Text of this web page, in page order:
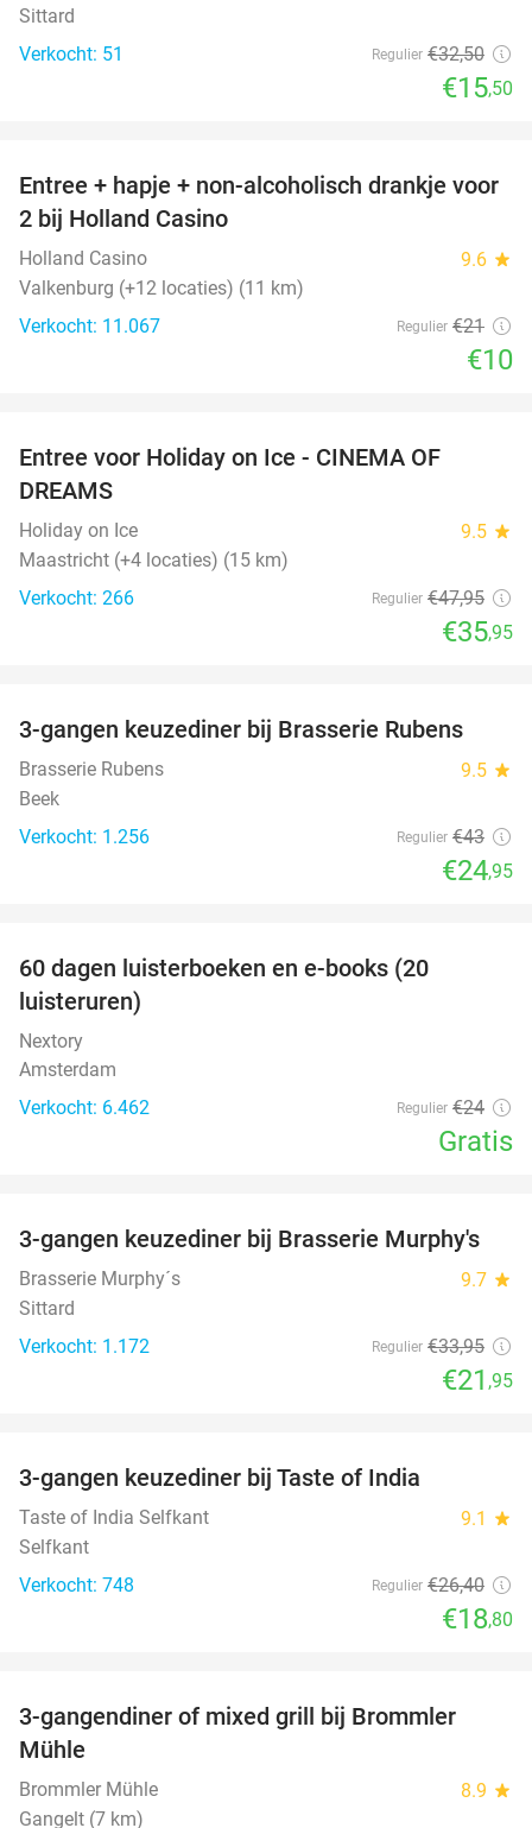
Sittard
Verkocht: 51
Regulier €32,50
€15,50
52%
Entree + hapje + non-alcoholisch drankje voor
2 bij Holland Casino
Holland Casino 9.6 star
Valkenburg (+12 locaties) (11 km)
Verkocht: 11.067
Regulier €21
€10
Entree voor Holiday on Ice - CINEMA OF
DREAMS
Holiday on Ice 9.5 star
Maastricht (+4 locaties) (15 km)
Verkocht: 266
Regulier €47,95
€35,95
42%
3-gangen keuzediner bij Brasserie Rubens
Brasserie Rubens 9.5 star
Beek
Verkocht: 1.256
Regulier €43
€24,95
60 dagen luisterboeken en e-books (20
luisteruren)
Nextory
Amsterdam
Verkocht: 6.462
Regulier €24
Gratis
35%
3-gangen keuzediner bij Brasserie Murphy's
Brasserie Murphy´s 9.7 star
Sittard
Verkocht: 1.172
Regulier €33,95
€21 ,95
3-gangen keuzediner bij Taste of India
Taste of India Selfkant 9.1 star
Selfkant
Verkocht: 748
Regulier €26,40
€18,80
3-gangendiner of mixed grill bij Brommler
Mühle
Brommler Mühle 8.9 star
Gangelt (7 km)